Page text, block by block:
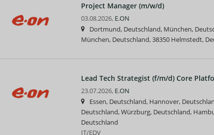
Project Manager (m/w/d)
03.08.2026, E.ON
Dortmund, Deutschland, München,
München, Deutschland, 38350 Helmstedt,
Lead Tech Strategist (f/m/d) Core
23.07.2026, E.ON
Essen, Deutschland, Hannover,
Deutschland, Würzburg, Deutschland,
Deutschland
IT/EDV